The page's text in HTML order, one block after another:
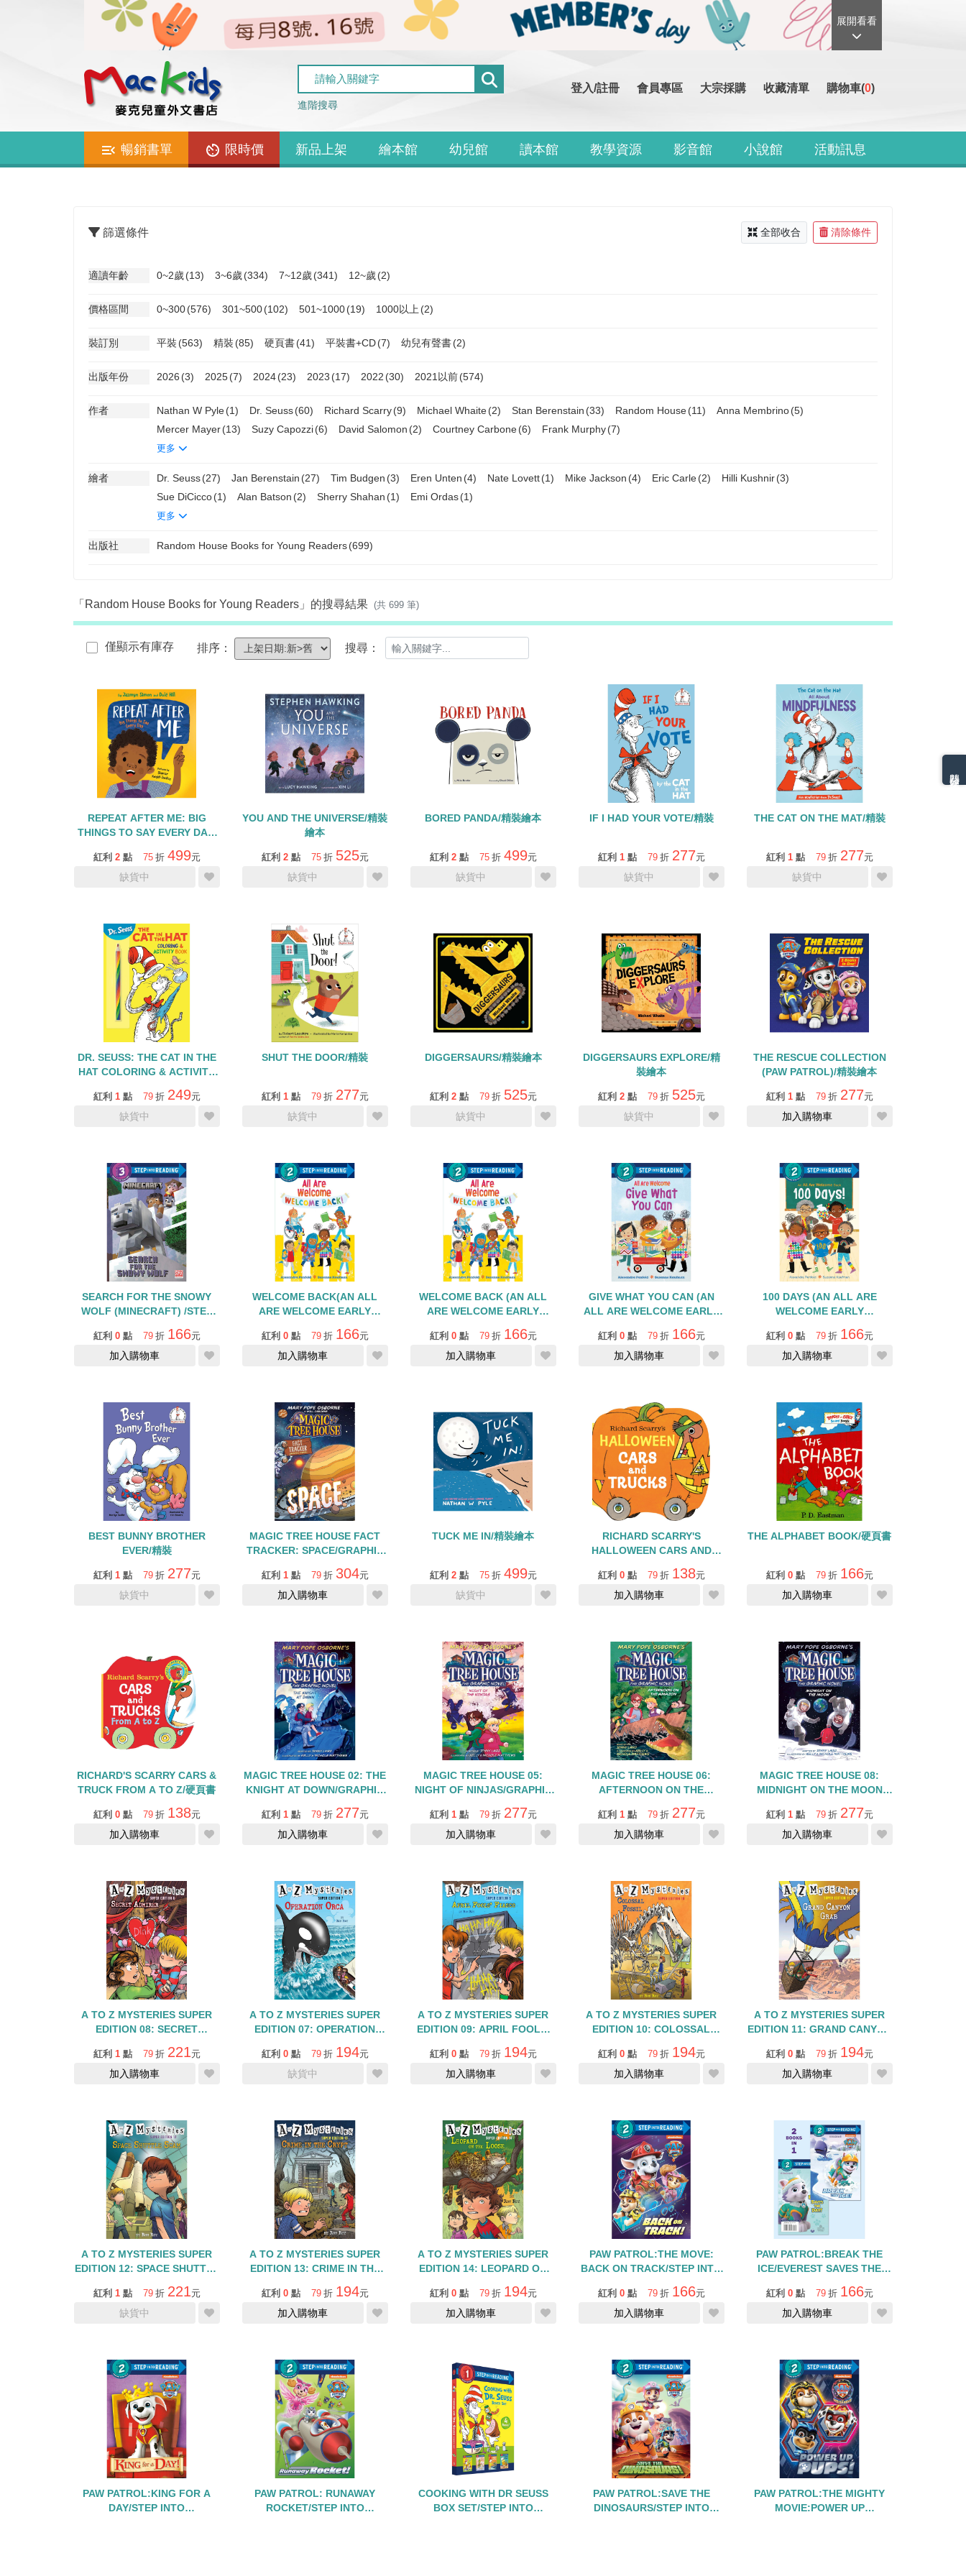
展開看看
進階搜尋
登入/註冊 會員專區 大宗採購 收藏清單 購物車(0)
暢銷書單 限時價 新品上架 繪本館 幼兒館 讀本館 教學資源 影音館 小說館 活動訊息
篩選條件 全部收合 清除條件
適讀年齡 0~2歲(13) 3~6歲(334) 7~12歲(341) 12~歲(2)
價格區間 0~300(576) 301~500(102) 501~1000(19) 1000以上 (2)
裝訂別 平裝 (563) 精裝 (85) 硬頁書(41) 平裝書+CD(7) 幼兒有聲書(2)
出版年份 2026 (3) 2025(7) 2024(23) 2023 (17) 2022 (30) 2021以前(574)
作者 Nathan W Pyle(1) Dr. Seuss(60) Richard Scarry(9) Michael Whaite(2) Stan Berenstain (33) Random House(11) Anna Membrino(5)
Mercer Mayer(13) Suzy Capozzi(6) David Salomon (2) Courtney Carbone(6) Frank Murphy(7)
更多
繪者 Dr. Seuss(27) Jan Berenstain (27) Tim Budgen (3) Eren Unten (4) Nate Lovett(1) Mike Jackson (4) Eric Carle(2) Hilli Kushnir(3)
Sue DiCicco(1) Alan Batson (2) Sherry Shahan (1) Emi Ordas(1)
更多
出版社 Random House Books for Young Readers(699)
「Random House Books for Young Readers」的搜尋結果 (共 699 筆)
僅顯示有庫存 排序： 搜尋：
REPEAT AFTER ME: BIG
THINGS TO SAY EVERY DAY/
紅利 2 點 75 折 499元
缺貨中
YOU AND THE UNIVERSE/精裝
繪本
紅利 2 點 75 折 525元
缺貨中
BORED PANDA/精裝繪本
紅利 2 點 75 折 499元
缺貨中
IF I HAD YOUR VOTE/精裝
紅利 1 點 79 折 277元
缺貨中
THE CAT ON THE MAT/精裝
紅利 1 點 79 折 277元
缺貨中
DR. SEUSS: THE CAT IN THE
HAT COLORING & ACTIVITY
紅利 1 點 79 折 249元
缺貨中
SHUT THE DOOR/精裝
紅利 1 點 79 折 277元
缺貨中
DIGGERSAURS/精裝繪本
紅利 2 點 79 折 525元
缺貨中
DIGGERSAURS EXPLORE/精
裝繪本
紅利 2 點 79 折 525元
缺貨中
THE RESCUE COLLECTION
(PAW PATROL)/精裝繪本
紅利 1 點 79 折 277元
加入購物車
SEARCH FOR THE SNOWY
WOLF (MINECRAFT) /STEP
紅利 0 點 79 折 166元
加入購物車
WELCOME BACK(AN ALL
ARE WELCOME EARLY
READER/L2
紅利 0 點 79 折 166元
加入購物車
WELCOME BACK (AN ALL
ARE WELCOME EARLY
READER/L2
紅利 0 點 79 折 166元
加入購物車
GIVE WHAT YOU CAN (AN
ALL ARE WELCOME EARLY
READER/L2
紅利 0 點 79 折 166元
加入購物車
100 DAYS (AN ALL ARE
WELCOME EARLY
READER/L2
紅利 0 點 79 折 166元
加入購物車
BEST BUNNY BROTHER
EVER/精裝
紅利 1 點 79 折 277元
缺貨中
MAGIC TREE HOUSE FACT
TRACKER: SPACE/GRAPHIC
紅利 1 點 79 折 304元
加入購物車
TUCK ME IN/精裝繪本
紅利 2 點 75 折 499元
缺貨中
RICHARD SCARRY'S
HALLOWEEN CARS AND
紅利 0 點 79 折 138元
加入購物車
THE ALPHABET BOOK/硬頁書
紅利 0 點 79 折 166元
加入購物車
RICHARD'S SCARRY CARS &
TRUCK FROM A TO Z/硬頁書
紅利 0 點 79 折 138元
加入購物車
MAGIC TREE HOUSE 02: THE
KNIGHT AT DOWN/GRAPHIC
紅利 1 點 79 折 277元
加入購物車
MAGIC TREE HOUSE 05:
NIGHT OF NINJAS/GRAPHIC
紅利 1 點 79 折 277元
加入購物車
MAGIC TREE HOUSE 06:
AFTERNOON ON THE
紅利 1 點 79 折 277元
加入購物車
MAGIC TREE HOUSE 08:
MIDNIGHT ON THE MOON
紅利 1 點 79 折 277元
加入購物車
A TO Z MYSTERIES SUPER
EDITION 08: SECRET
紅利 1 點 79 折 221元
加入購物車
A TO Z MYSTERIES SUPER
EDITION 07: OPERATION
紅利 0 點 79 折 194元
缺貨中
A TO Z MYSTERIES SUPER
EDITION 09: APRIL FOOLS'
紅利 0 點 79 折 194元
加入購物車
A TO Z MYSTERIES SUPER
EDITION 10: COLOSSAL
紅利 0 點 79 折 194元
加入購物車
A TO Z MYSTERIES SUPER
EDITION 11: GRAND CANYON
紅利 0 點 79 折 194元
加入購物車
A TO Z MYSTERIES SUPER
EDITION 12: SPACE SHUTTLE
紅利 1 點 79 折 221元
缺貨中
A TO Z MYSTERIES SUPER
EDITION 13: CRIME IN THE
紅利 0 點 79 折 194元
加入購物車
A TO Z MYSTERIES SUPER
EDITION 14: LEOPARD ON
紅利 0 點 79 折 194元
加入購物車
PAW PATROL:THE MOVE:
BACK ON TRACK/STEP INTO
紅利 0 點 79 折 166元
加入購物車
PAW PATROL:BREAK THE
ICE/EVEREST SAVES THE
READING/LEVEL 2
紅利 0 點 79 折 166元
加入購物車
PAW PATROL:KING FOR A
DAY/STEP INTO
PAW PATROL: RUNAWAY
ROCKET/STEP INTO
COOKING WITH DR SEUSS
BOX SET/STEP INTO
PAW PATROL:SAVE THE
DINOSAURS/STEP INTO
PAW PATROL:THE MIGHTY
MOVIE:POWER UP